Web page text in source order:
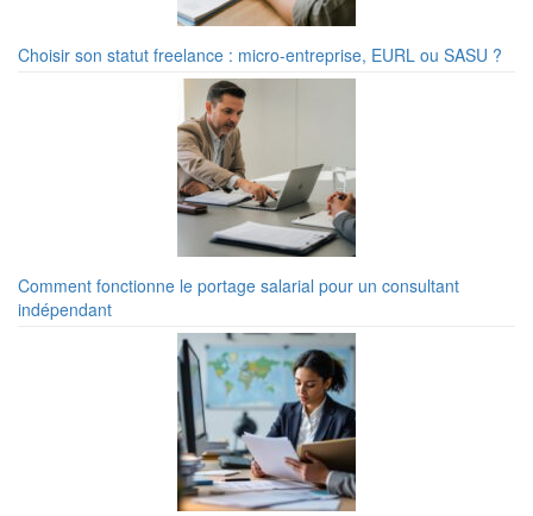
Choisir son statut freelance : micro-entreprise, EURL ou SASU ?
Comment fonctionne le portage salarial pour un consultant
indépendant